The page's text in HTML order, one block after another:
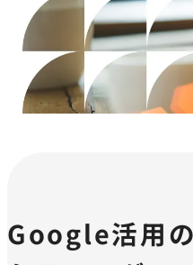
Google活用